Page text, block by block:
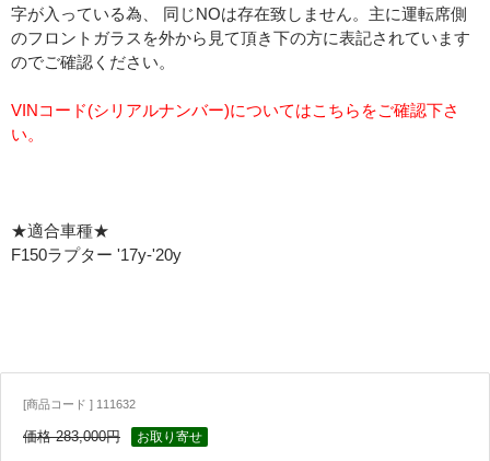
字が入っている為、 同じNOは存在致しません。主に運転席側
のフロントガラスを外から見て頂き下の方に表記されています
のでご確認ください。
VINコード(シリアルナンバー)についてはこちらをご確認下さ
い。
★適合車種★
F150ラプター '17y-'20y
[商品コード ] 111632
価格 283,000円 お取り寄せ